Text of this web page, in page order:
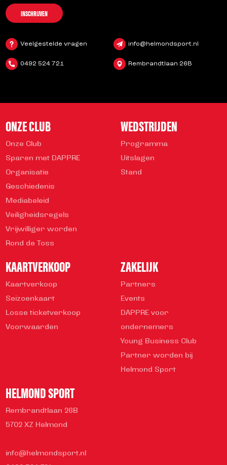
INSCHRIJVEN
Veelgestelde vragen info@helmondsport.nl
0492 524 721 Rembrandtlaan 26B
ONZE CLUB
Onze Club
Sparen met DAPPRE
Organisatie
Geschiedenis
Mediabeleid
Veiligheidsregels
Vrijwilliger worden
Rond de Toss
WEDSTRIJDEN
Programma
Uitslagen
Stand
KAARTVERKOOP
Kaartverkoop
Seizoenkaart
Losse ticketverkoop
Voorwaarden
ZAKELIJK
Partners
Events
DAPPRE voor
ondernemers
Young Business Club
Partner worden bij
Helmond Sport
HELMOND SPORT
Rembrandtlaan 26B
5702 XZ Helmond
info@helmondsport.nl